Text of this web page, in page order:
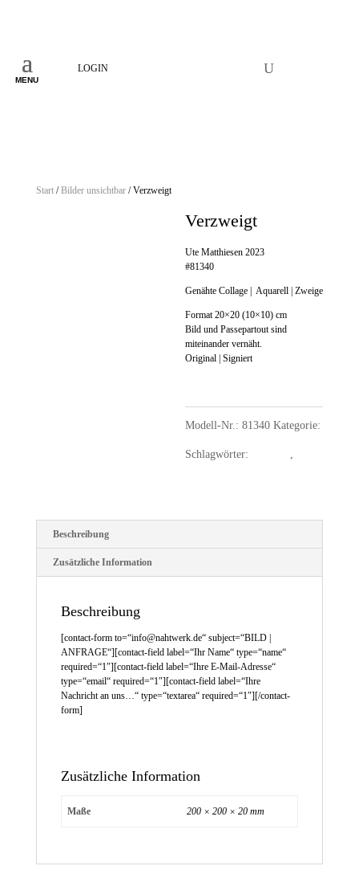
MENU
LOGIN
Start/Bilder unsichtbar/ Verzweigt
Verzweigt
Ute Matthiesen 2023
#81340
Genähte Collage | Aquarell | Zweige
Format 20×20 (10×10) cm
Bild und Passepartout sind
miteinander vernäht.
Original | Signiert
Modell-Nr.:81340 Kategorie:
Schlagwörter:
Beschreibung
Zusätzliche Information
Beschreibung
[contact-form to=“info@nahtwerk.de“ subject=“BILD |
ANFRAGE“][contact-field label=“Ihr Name“ type=“name“
required=“1″][contact-field label=“Ihre E-Mail-Adresse“
type=“email“ required=“1″][contact-field label=“Ihre
Nachricht an uns…“ type=“textarea“ required=“1″][/contact-
form]
Zusätzliche Information
Maße 200 × 200 × 20 mm